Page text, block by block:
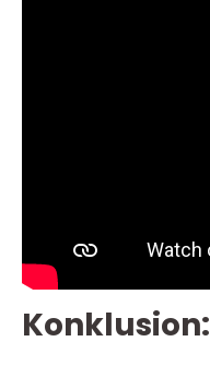
Konklusion: